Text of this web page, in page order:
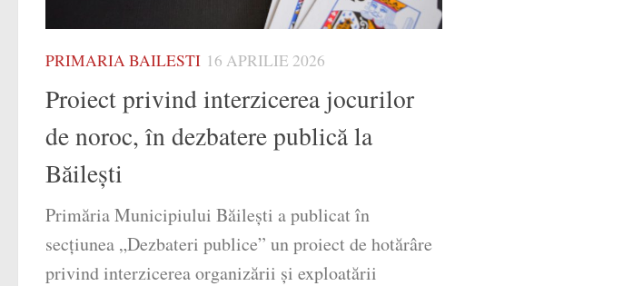
PRIMARIA BAILESTI 16 APRILIE 2026
Proiect privind interzicerea jocurilor
de noroc, în dezbatere publică la
Băilești
Primăria Municipiului Băilești a publicat în
secțiunea „Dezbateri publice” un proiect de hotărâre
privind interzicerea organizării și exploatării